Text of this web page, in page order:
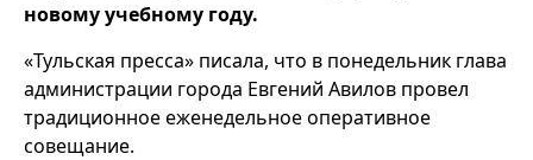
новому учебному году.
«Тульская пресса» писала, что в понедельник глава
администрации города Евгений Авилов провел
традиционное еженедельное оперативное
совещание.